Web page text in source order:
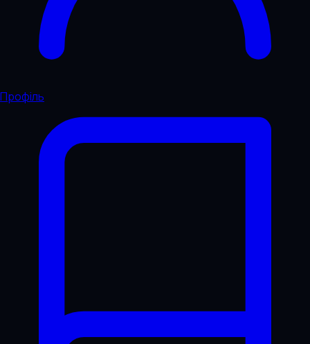
Профіль